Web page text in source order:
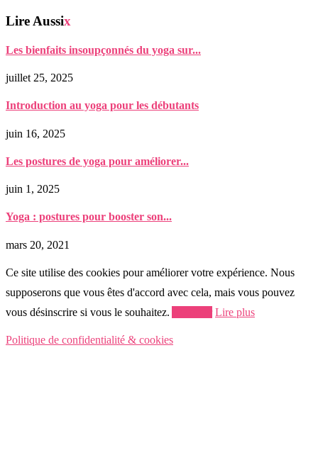
Lire Aussix
Les bienfaits insoupçonnés du yoga sur...
juillet 25, 2025
Introduction au yoga pour les débutants
juin 16, 2025
Les postures de yoga pour améliorer...
juin 1, 2025
Yoga : postures pour booster son...
mars 20, 2021
Ce site utilise des cookies pour améliorer votre expérience. Nous
supposerons que vous êtes d'accord avec cela, mais vous pouvez
vous désinscrire si vous le souhaitez.
Lire plus
Politique de confidentialité & cookies